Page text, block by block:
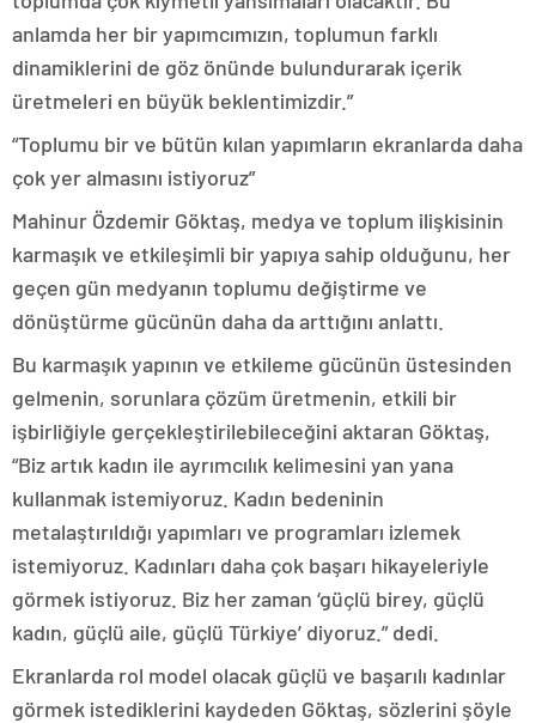
anlamda her bir yapımcımızın, toplumun farklı
dinamiklerini de göz önünde bulundurarak içerik
üretmeleri en büyük beklentimizdir.”
“Toplumu bir ve bütün kılan yapımların ekranlarda daha
çok yer almasını istiyoruz”
Mahinur Özdemir Göktaş, medya ve toplum ilişkisinin
karmaşık ve etkileşimli bir yapıya sahip olduğunu, her
geçen gün medyanın toplumu değiştirme ve
dönüştürme gücünün daha da arttığını anlattı.
Bu karmaşık yapının ve etkileme gücünün üstesinden
gelmenin, sorunlara çözüm üretmenin, etkili bir
işbirliğiyle gerçekleştirilebileceğini aktaran Göktaş,
“Biz artık kadın ile ayrımcılık kelimesini yan yana
kullanmak istemiyoruz. Kadın bedeninin
metalaştırıldığı yapımları ve programları izlemek
istemiyoruz. Kadınları daha çok başarı hikayeleriyle
görmek istiyoruz. Biz her zaman ‘güçlü birey, güçlü
kadın, güçlü aile, güçlü Türkiye’ diyoruz.” dedi.
Ekranlarda rol model olacak güçlü ve başarılı kadınlar
görmek istediklerini kaydeden Göktaş, sözlerini şöyle